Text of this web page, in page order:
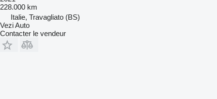
228.000 km
Italie, Travagliato (BS)
Vezi Auto
Contacter le vendeur